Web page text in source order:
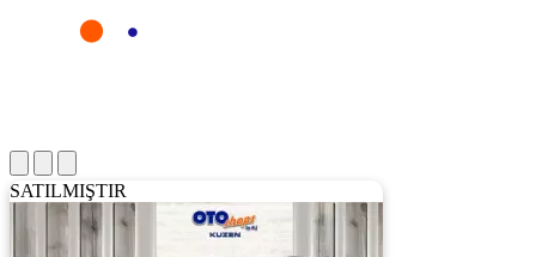
SATILMIŞTIR